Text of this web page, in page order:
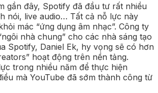
gần đây, Spotify đã đầu tư rất nhiều
nói, live audio… Tất cả nỗ lực này
mác “ứng dụng âm nhạc”. Công ty
nhà chung” cho các nhà sáng tạo
Spotify, Daniel Ek, hy vọng sẽ có hơn
hoạt động trên nền tảng.
trong nhiều năm để thực hiện
mà YouTube đã sớm thành công từ